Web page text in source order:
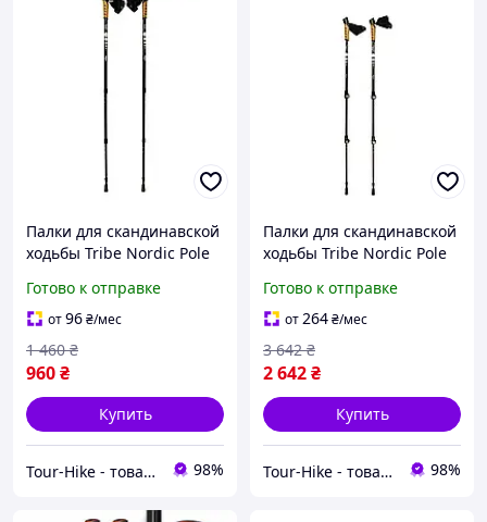
Палки для скандинавской
ходьбы Tribe Nordic Pole
6061, 68-135 см, 2 шт (T-
ME-0022-white)
Готово к отправке
от96₴/мес
960₴
1 460 ₴
Купить
Tour-Hike - товары для туризма и активного отдыха 98%
Палки для скандинавской
ходьбы Tribe Nordic Pole
телескопические 68-135
см, Fast Lock, 2 шт (T-ME-
0023-white)
Готово к отправке
от264₴/мес
2 642₴
3 642 ₴
Купить
Tour-Hike - товары для туризма и активного отдыха 98%